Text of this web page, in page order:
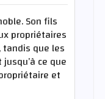
Son fils
propriétaires
tandis que les
ce que
et